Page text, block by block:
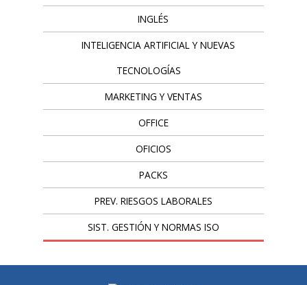
INGLÉS
INTELIGENCIA ARTIFICIAL Y NUEVAS
TECNOLOGÍAS
MARKETING Y VENTAS
OFFICE
OFICIOS
PACKS
PREV. RIESGOS LABORALES
SIST. GESTIÓN Y NORMAS ISO